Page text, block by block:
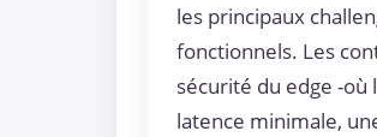
les principaux
fonctionnels. Les
sécurité du edge -où
latence minimale,